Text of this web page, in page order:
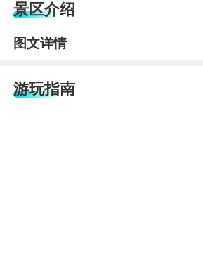
景区介绍
图文详情
游玩指南